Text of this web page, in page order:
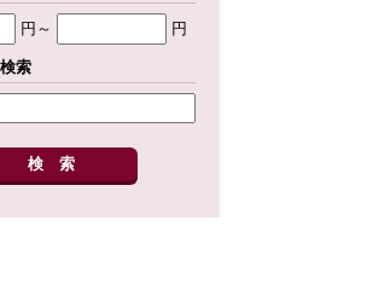
円～
円
索